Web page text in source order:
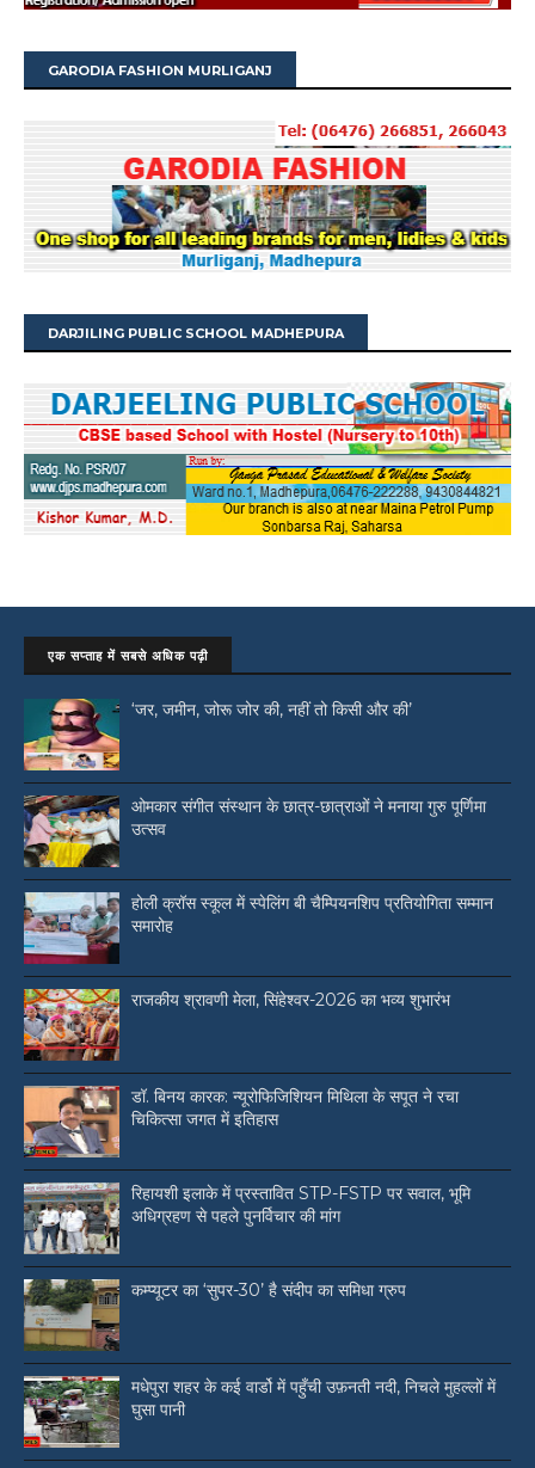
GARODIA FASHION MURLIGANJ
DARJILING PUBLIC SCHOOL MADHEPURA
एक सप्ताह में सबसे अधिक पढ़ी
‘जर, जमीन, जोरू जोर की, नहीं तो किसी और की’
ओमकार संगीत संस्थान के छात्र-छात्राओं ने मनाया गुरु पूर्णिमा
उत्सव
होली क्रॉस स्कूल में स्पेलिंग बी चैम्पियनशिप प्रतियोगिता सम्मान
समारोह
राजकीय श्रावणी मेला, सिंहेश्वर-2026 का भव्य शुभारंभ
डॉ. बिनय कारक: न्यूरोफिजिशियन मिथिला के सपूत ने रचा
चिकित्सा जगत में इतिहास
रिहायशी इलाके में प्रस्तावित STP-FSTP पर सवाल, भूमि
अधिग्रहण से पहले पुनर्विचार की मांग
कम्प्यूटर का ‘सुपर-30’ है संदीप का समिधा ग्रुप
मधेपुरा शहर के कई वार्डो में पहुँची उफ़नती नदी, निचले मुहल्लों में
घुसा पानी